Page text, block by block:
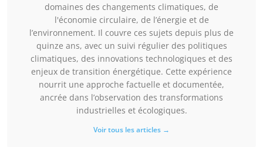
domaines des changements climatiques, de
l'économie circulaire, de l’énergie et de
l’environnement. Il couvre ces sujets depuis plus de
quinze ans, avec un suivi régulier des politiques
climatiques, des innovations technologiques et des
enjeux de transition énergétique. Cette expérience
nourrit une approche factuelle et documentée,
ancrée dans l’observation des transformations
industrielles et écologiques.
Voir tous les articles →